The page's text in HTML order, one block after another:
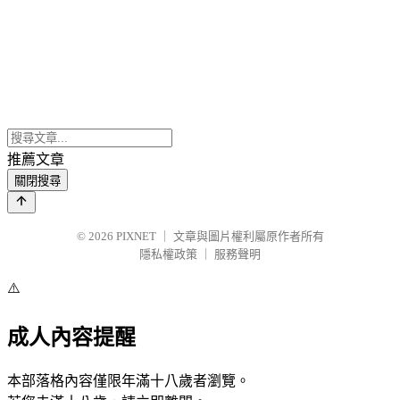
推薦文章
關閉搜尋
© 2026 PIXNET
文章與圖片權利屬原作者所有
隱私權政策
服務聲明
⚠️
成人內容提醒
本部落格內容僅限年滿十八歲者瀏覽。